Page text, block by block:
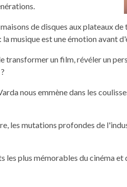
de disques aux plateaux
musique est une émotion avant
transformer un film, révéler un
nous emmène dans les
les mutations profondes de
plus mémorables du cinéma et